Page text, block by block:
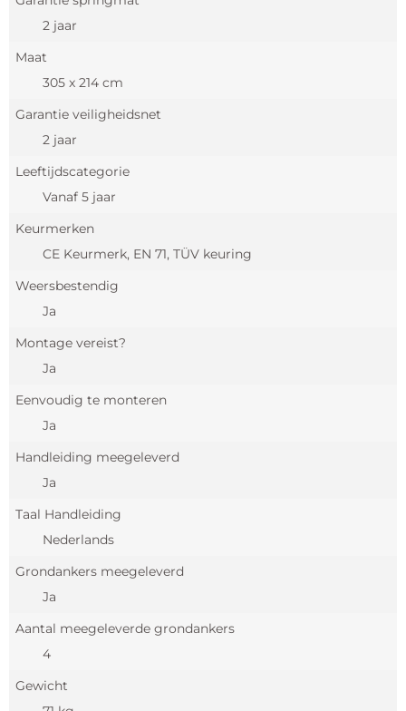
2 jaar
Maat
305 x 214 cm
Garantie veiligheidsnet
2 jaar
Leeftijdscategorie
Vanaf 5 jaar
Keurmerken
CE Keurmerk, EN 71, TÜV keuring
Weersbestendig
Ja
Montage vereist?
Ja
Eenvoudig te monteren
Ja
Handleiding meegeleverd
Ja
Taal Handleiding
Nederlands
Grondankers meegeleverd
Ja
Aantal meegeleverde grondankers
4
Gewicht